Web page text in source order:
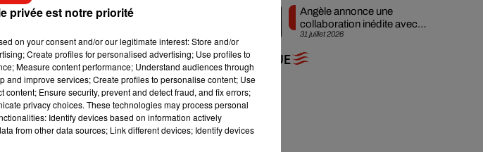
Si vous souhaitez l'afficher,
dessous.
Si vous souhaitez l'afficher,
31 juillet 2026
Angèle annonce une
collaboration inédite avec
Amelie Lens
+ DE MUSIQUE
privée est notre priorité
on your consent and/or our legitimate interest: Store and/or
Create profiles for personalised advertising; Use profiles to
Measure content performance; Understand audiences through
and improve services; Create profiles to personalise content; Use
Ensure security, prevent and detect fraud, and fix errors;
privacy choices. These technologies may process personal
Identify devices based on information actively
from other data sources; Link different devices; Identify devices